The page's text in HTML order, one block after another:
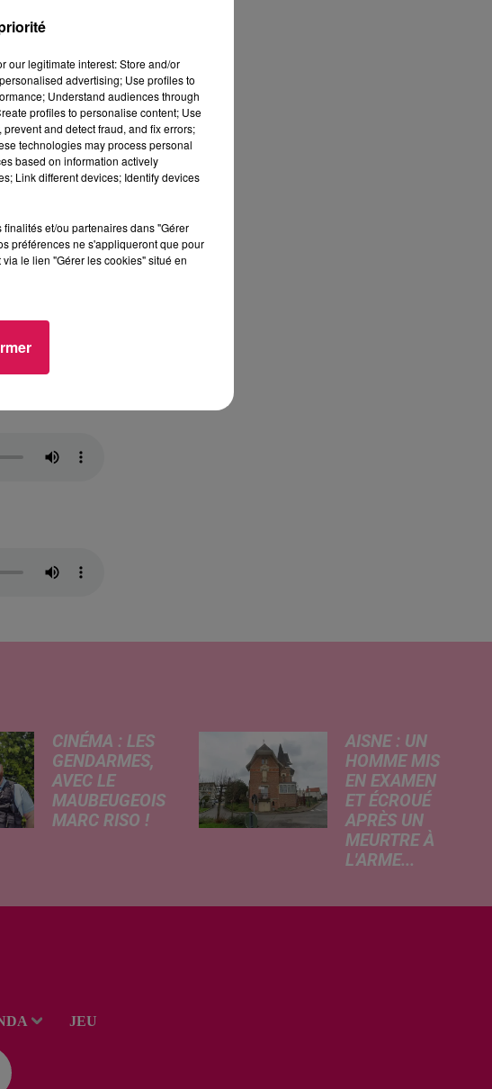
réclamera
à des
utilisant
CINÉMA : LES
GENDARMES,
AVEC LE
MAUBEUGEOIS
MARC RISO !
de la célèbre bande
cinéma. À cette
AISNE : UN
HOMME MIS
EN EXAMEN
ET ÉCROUÉ
APRÈS UN
MEURTRE À
L'ARME...
produit au cours
JEU
our legitimate interest: Store and/or
advertising; Use profiles to
Understand audiences through
profiles to personalise content; Use
and detect fraud, and fix errors;
technologies may process personal
based on information actively
Link different devices; Identify devices
et/ou partenaires dans "Gérer
préférences ne s'appliqueront que pour
le lien "Gérer les cookies" situé en